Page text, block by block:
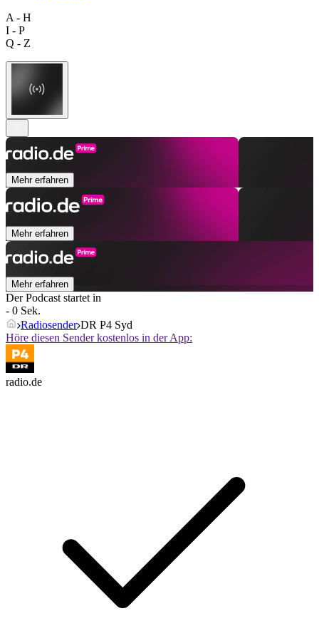
A - H
I - P
Q - Z
Mehr erfahren
Mehr erfahren
Mehr erfahren
Der Podcast startet in
- 0 Sek.
Radiosender DR P4 Syd
Höre diesen Sender kostenlos in der App:
radio.de